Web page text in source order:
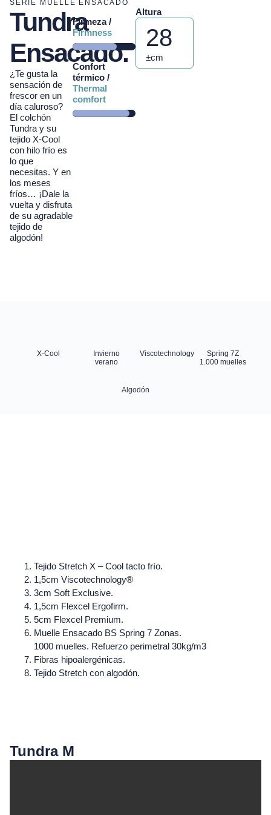
SERIE MUELLE ENSACADO
Tundra
Ensacado.
¿Te gusta la
sensación de
frescor en un
día caluroso?
El colchón
Tundra y su
tejido X-Cool
con hilo frío es
lo que
necesitas. Y en
los meses
fríos… ¡Dale la
vuelta y disfruta
de su agradable
tejido de
algodón!
Firmeza /
Firmness
Confort
térmico /
Thermal
comfort
Altura
28
±cm
X-Cool
Invierno
verano
Viscotechnology
Spring 7Z
1.000 muelles
Algodón
Tejido Stretch X – Cool tacto frío.
1,5cm Viscotechnology®
3cm Soft Exclusive.
1,5cm Flexcel Ergofirm.
5cm Flexcel Premium.
Muelle Ensacado BS Spring 7 Zonas.
1000 muelles. Refuerzo perimetral 30kg/m3
Fibras hipoalergénicas.
Tejido Stretch con algodón.
Tundra M